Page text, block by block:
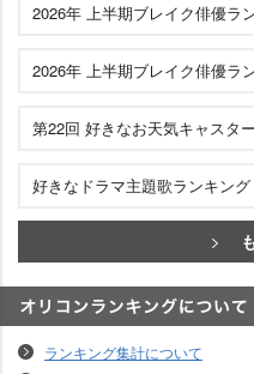
2026年 上半期ブレイク俳優ラ
2026年 上半期ブレイク俳優ラ
第22回 好きなお天気キャスタ
好きなドラマ主題歌ランキング
ランキング集計について